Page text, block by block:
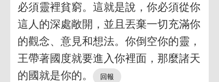
必須靈裡貧窮。這就是說，你必須從你
這人的深處敞開，並且丟棄一切充滿你
的觀念、意見和想法。你倒空你的靈，
王帶著國度就要進入你裡面，那麼諸天
的國就是你的。